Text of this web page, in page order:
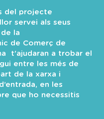
del projecte
servei als seus
la
de Comerç de
t'ajudaran a trobar el
entre les més de
de la xarxa i
en les
que ho necessitis